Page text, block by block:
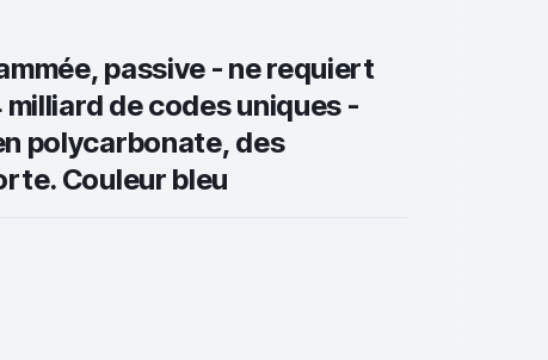
passive - ne requiert
de codes uniques -
polycarbonate, des
Couleur bleu